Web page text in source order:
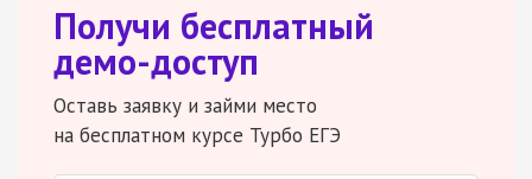
Получи бесплатный
демо-доступ
Оставь заявку и займи место
на бесплатном курсе Турбо ЕГЭ